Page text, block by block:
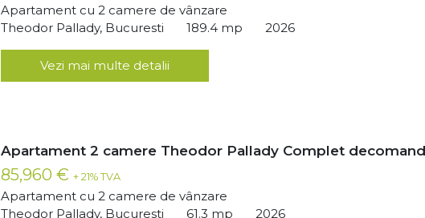
Apartament cu 2 camere de vânzare
Theodor Pallady, Bucuresti
189.4 mp 2026
Vezi mai multe detalii
Apartament 2 camere Theodor Pallady Complet
85,960 € + 21% TVA
Apartament cu 2 camere de vânzare
Theodor Pallady, Bucuresti
61.3 mp 2026